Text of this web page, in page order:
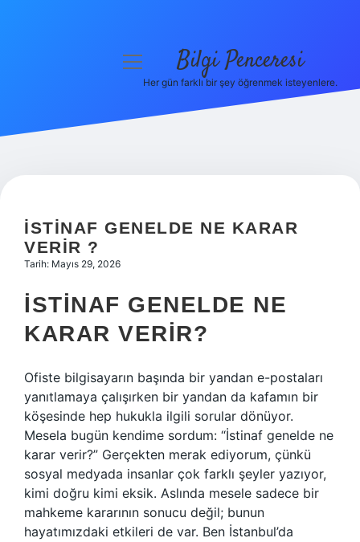
Hakkımızda
menüyü
Bilgi Penceresi
Her gün farklı bir şey öğrenmek isteyenlere.
İSTINAF GENELDE NE KARAR
VERIR ?
Tarih: Mayıs 29, 2026
İSTINAF GENELDE NE
KARAR VERIR?
Ofiste bilgisayarın başında bir yandan e-postaları
yanıtlamaya çalışırken bir yandan da kafamın bir
köşesinde hep hukukla ilgili sorular dönüyor.
Mesela bugün kendime sordum: “İstinaf genelde ne
karar verir?” Gerçekten merak ediyorum, çünkü
sosyal medyada insanlar çok farklı şeyler yazıyor,
kimi doğru kimi eksik. Aslında mesele sadece bir
mahkeme kararının sonucu değil; bunun
hayatımızdaki etkileri de var. Ben İstanbul’da